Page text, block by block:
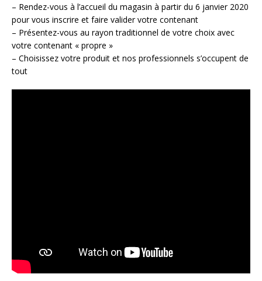
– Rendez-vous à l’accueil du magasin à partir du 6 janvier 2020
pour vous inscrire et faire valider votre contenant
– Présentez-vous au rayon traditionnel de votre choix avec
votre contenant « propre »
– Choisissez votre produit et nos professionnels s’occupent de
tout